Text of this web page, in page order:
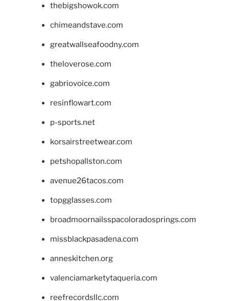
thebigshowok.com
chimeandstave.com
greatwallseafoodny.com
theloverose.com
gabriovoice.com
resinflowart.com
p-sports.net
korsairstreetwear.com
petshopallston.com
avenue26tacos.com
topgglasses.com
broadmoornailsspacoloradosprings.com
missblackpasadena.com
anneskitchen.org
valenciamarketytaqueria.com
reefrecordsllc.com